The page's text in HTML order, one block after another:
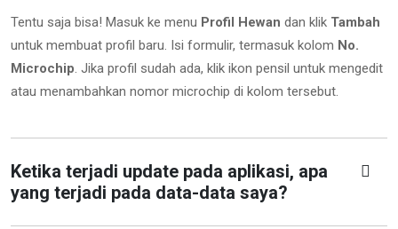
Tentu saja bisa! Masuk ke menu Profil Hewan dan klik Tambah
untuk membuat profil baru. Isi formulir, termasuk kolom No.
Microchip. Jika profil sudah ada, klik ikon pensil untuk mengedit
atau menambahkan nomor microchip di kolom tersebut.
Ketika terjadi update pada aplikasi, apa
yang terjadi pada data-data saya?